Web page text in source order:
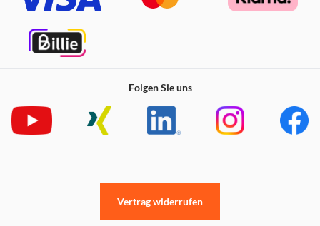
Folgen Sie uns
Vertrag widerrufen